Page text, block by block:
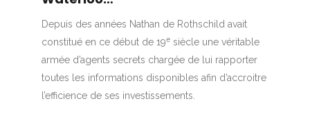
Depuis des années Nathan de Rothschild avait
constitué en ce début de 19esiècle une véritable
armée d’agents secrets chargée de lui rapporter
toutes les informations disponibles afin d’accroitre
l’efficience de ses investissements.